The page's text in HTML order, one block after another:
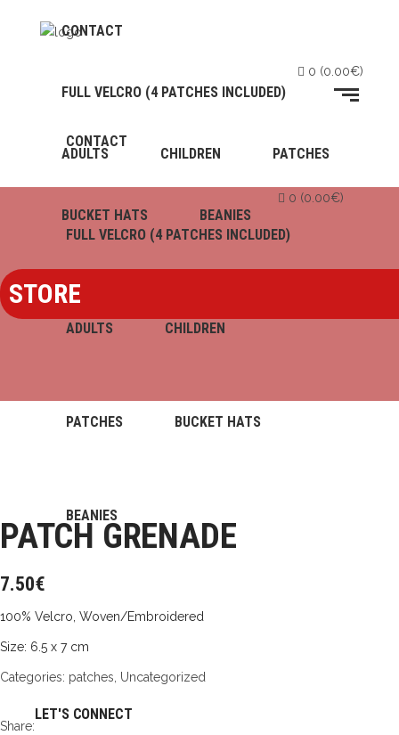
CONTACT
FULL VELCRO (4 PATCHES INCLUDED)
ADULTS CHILDREN
PATCHES BUCKET HATS
BEANIES
0 (0.00€)
CONTACT
FULL VELCRO (4 PATCHES INCLUDED)
ADULTS CHILDREN PATCHES
BUCKET HATS BEANIES
0 (0.00€)
STORE
PATCH GRENADE
7.50€
100% Velcro, Woven/Embroidered
Size: 6.5 x 7 cm
Categories: patches Uncategorized
Share:
LET'S CONNECT